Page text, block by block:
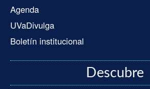
Agenda
UVaDivulga
Boletín institucional
Descubre